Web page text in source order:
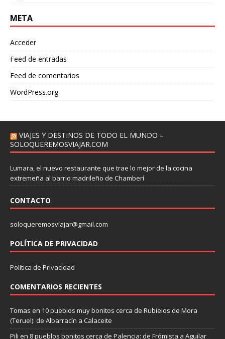
META
Acceder
Feed de entradas
Feed de comentarios
WordPress.org
VIAJES Y DESTINOS DE TODO EL MUNDO –
SOLOQUEREMOSVIAJAR.COM
Lumara, el nuevo restaurante que trae lo mejor de la cocina
extremeña al barrio madrileño de Chamberí
CONTACTO
soloqueremosviajar@gmail.com
POLÍTICA DE PRIVACIDAD
Política de Privacidad
COMENTARIOS RECIENTES
Tomas en 10 pueblos muy bonitos cerca de Rubielos de Mora
(Teruel): de Albarracín a Calaceite
Pili en 8 pueblos bonitos cerca de Palencia: de Frómista a Aguilar